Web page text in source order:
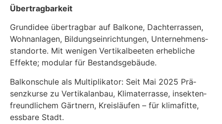
Über­trag­bar­keit
Grund­idee über­trag­bar auf Bal­ko­ne, Dach­ter­ras­sen,
Wohn­an­la­gen, Bil­dungs­ein­rich­tun­gen, Unter­neh­mens­
stand­or­te. Mit weni­gen Ver­ti­kal­bee­ten erheb­li­che
Effek­te; modu­lar für Bestands­ge­bäu­de.
Bal­kon­schu­le als Mul­ti­pli­ka­tor: Seit Mai 2025 Prä­
senz­kur­se zu Ver­ti­kal­an­bau, Kli­ma­ter­ras­se, insek­ten­
freund­li­chem Gärt­nern, Kreis­läu­fen – für kli­ma­fit­te,
ess­ba­re Stadt.